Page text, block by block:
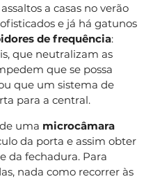
a casas no verão
e já há gatunos
de frequência:
que neutralizam as
que se possa
que um sistema de
para a central.
uma microcâmara
da porta e assim obter
da fechadura. Para
nada como recorrer às